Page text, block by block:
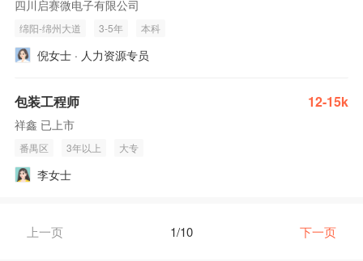
四川启赛微电子有限公司
绵阳-绵州大道 3-5年 本科
倪女士 · 人力资源专员
包装工程师 12-15k
祥鑫 已上市
番禺区 3年以上 大专
李女士
上一页 1/10 下一页